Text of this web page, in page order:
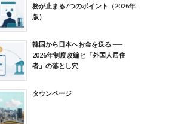
務が止まる7つのポイント（2026年
版）
韓国から日本へお金を送る ──
2026年制度改編と「外国人居住
者」の落とし穴
タウンページ